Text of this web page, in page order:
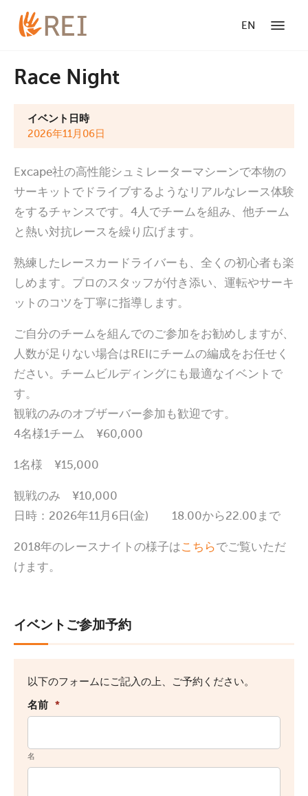
EN
Race Night
イベント日時
2026年11月06日
Excape社の高性能シュミレーターマシーンで本物の
サーキットでドライブするようなリアルなレース体験
をするチャンスです。4人でチームを組み、他チーム
と熱い対抗レースを繰り広げます。
熟練したレースカードライバーも、全くの初心者も楽
しめます。プロのスタッフが付き添い、運転やサーキ
ットのコツを丁寧に指導します。
ご自分のチームを組んでのご参加をお勧めしますが、
人数が足りない場合はREIにチームの編成をお任せく
ださい。チームビルディングにも最適なイベントで
す。
観戦のみのオブザーバー参加も歓迎です。
4名様1チーム ¥60,000
1名様 ¥15,000
観戦のみ ¥10,000
日時：2026年11月6日(金) 18.00から22.00まで
2018年のレースナイトの様子はこちらでご覧いただ
けます。
イベントご参加予約
以下のフォームにご記入の上、ご予約ください。
名前 *
名